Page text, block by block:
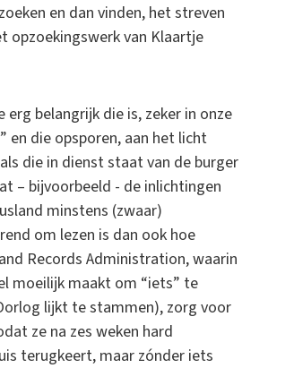
en dan vinden, het streven
opzoekingswerk van Klaartje
belangrijk die is, zeker in onze
en die opsporen, aan het licht
die in dienst staat van de burger
– bijvoorbeeld - de inlichtingen
minstens (zwaar)
om lezen is dan ook hoe
Records Administration, waarin
moeilijk maakt om “iets” te
lijkt te stammen), zorg voor
ze na zes weken hard
terugkeert, maar zónder iets